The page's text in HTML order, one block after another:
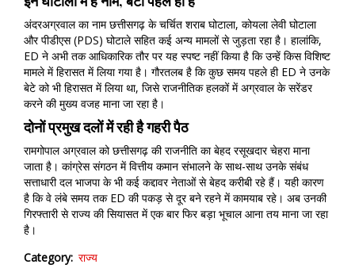
अंदरअग्रवाल का नाम छत्तीसगढ़ के चर्चित शराब घोटाला, कोयला लेवी घोटाला
और पीडीएस (PDS) घोटाले सहित कई अन्य मामलों से जुड़ता रहा है। हालांकि,
ED ने अभी तक आधिकारिक तौर पर यह स्पष्ट नहीं किया है कि उन्हें किस विशिष्ट
मामले में हिरासत में लिया गया है। गौरतलब है कि कुछ समय पहले ही ED ने उनके
बेटे को भी हिरासत में लिया था, जिसे राजनीतिक हलकों में अग्रवाल के सरेंडर
करने की मुख्य वजह माना जा रहा है।
दोनों प्रमुख दलों में रही है गहरी पैठ
रामगोपाल अग्रवाल को छत्तीसगढ़ की राजनीति का बेहद रसूखदार चेहरा माना
जाता है। कांग्रेस संगठन में वित्तीय कमान संभालने के साथ-साथ उनके संबंध
सत्ताधारी दल भाजपा के भी कई कद्दावर नेताओं से बेहद करीबी रहे हैं। यही कारण
है कि वे लंबे समय तक ED की पकड़ से दूर बने रहने में कामयाब रहे। अब उनकी
गिरफ्तारी से राज्य की सियासत में एक बार फिर बड़ा भूचाल आना तय माना जा रहा
है।
Category राज्य